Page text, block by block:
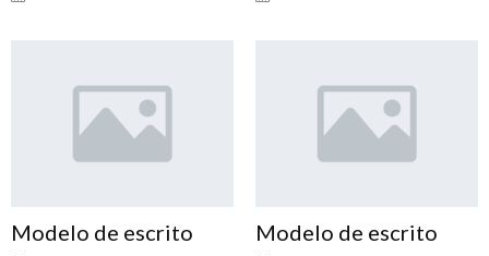
Modelo de escrito Modelo de escrito